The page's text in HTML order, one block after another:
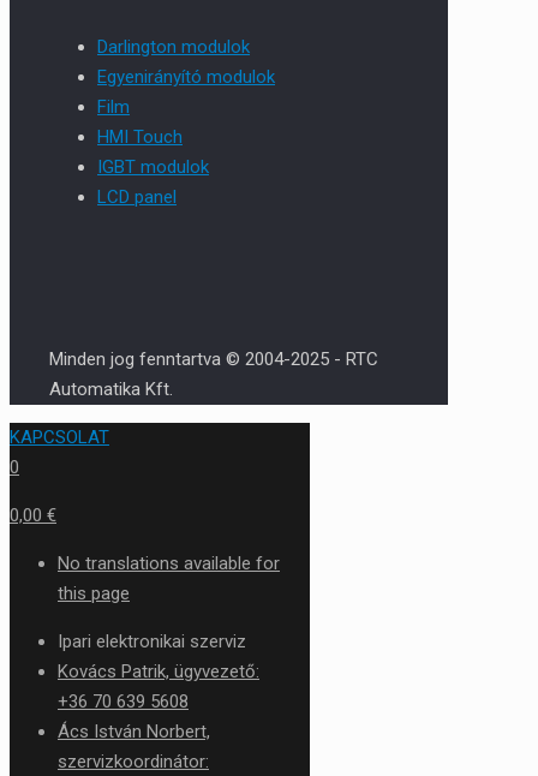
Darlington modulok
Egyenirányító modulok
Film
HMI Touch
IGBT modulok
LCD panel
Minden jog fenntartva © 2004-2025 - RTC
Automatika Kft.
KAPCSOLAT
0
0,00 €
No translations available for
this page
Ipari elektronikai szerviz
Kovács Patrik, ügyvezető:
+36 70 639 5608
Ács István Norbert,
szervizkoordinátor: